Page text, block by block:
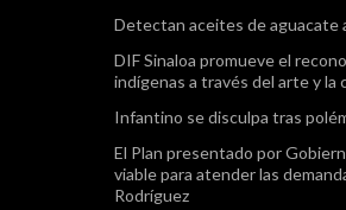
Detectan aceites de aguacate
DIF Sinaloa promueve el
indígenas a través del arte y la
Infantino se disculpa tras
El Plan presentado por
viable para atender las
Rodríguez